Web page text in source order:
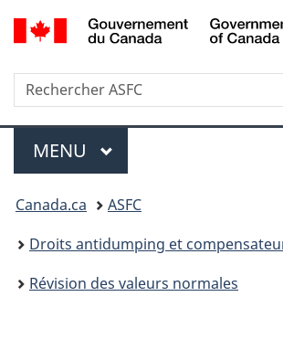
Passer
au
Passer
à
HTML
simplifiée
Recherche
Rechercher
ASFC
Menu
MENU PRINCIPAL
êtes
ici
Canada.ca
ASFC
Droits antidumping et
Révision des valeurs normales